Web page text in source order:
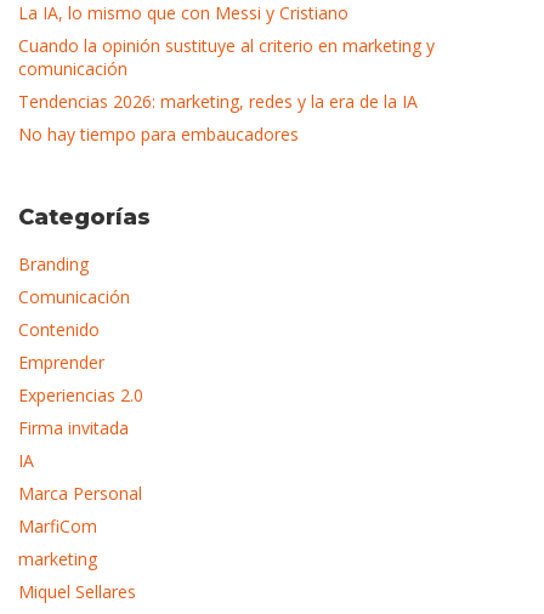
La IA, lo mismo que con Messi y Cristiano
Cuando la opinión sustituye al criterio en marketing y
comunicación
Tendencias 2026: marketing, redes y la era de la IA
No hay tiempo para embaucadores
Categorías
Branding
Comunicación
Contenido
Emprender
Experiencias 2.0
Firma invitada
IA
Marca Personal
MarfiCom
marketing
Miquel Sellares